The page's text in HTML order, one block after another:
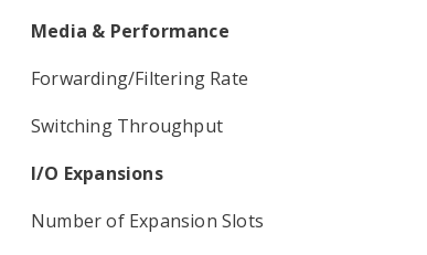
Media & Performance
Forwarding/Filtering Rate
Switching Throughput
I/O Expansions
Number of Expansion Slots